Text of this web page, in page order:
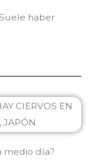
haber
medio día?